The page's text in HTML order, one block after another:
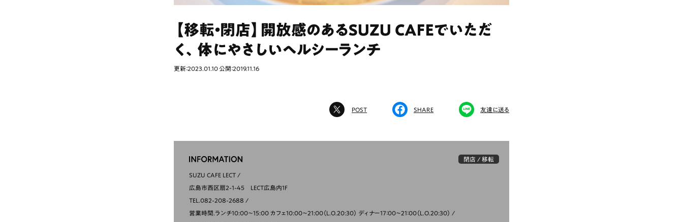
【移転・閉店】開放感のあるSUZU CAFEでいただ
く、体にやさしいヘルシーランチ
更新：2023.01.10公開：2019.11.16
POST SHARE 友達に送る
閉店 / 移転
SUZU CAFE LECT
広島市西区扇2-1-45 LECT広島内1F
TEL.082-208-2688
営業時間.ランチ10:00～15:00 カフェ10:00〜21:00（L.O.20:30） ディナー17：00〜21：00（L.O.20:30）